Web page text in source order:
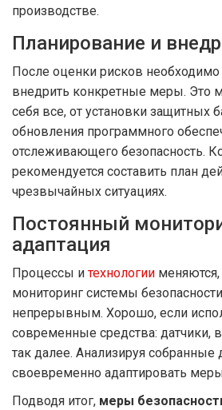
производстве.
Планирование и
После оценки рисков необходимо
внедрить конкретные меры. Это
себя все, от установки защитных
обновления программного
отслеживающего безопасность.
рекомендуется составить план
чрезвычайных ситуациях.
Постоянный
адаптация
Процессы и технологии
мониторинг системы
непрерывным. Хорошо, если
современные средства: датчики,
так далее. Анализируя
своевременно адаптировать
Подводя итог, меры